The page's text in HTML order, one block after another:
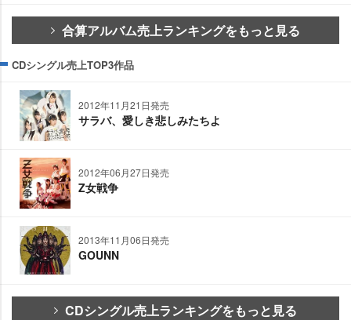
合算アルバム売上ランキングをもっと見る
CDシングル売上TOP3作品
2012年11月21日発売
サラバ、愛しき悲しみたちよ
2012年06月27日発売
Z女戦争
2013年11月06日発売
GOUNN
CDシングル売上ランキングをもっと見る